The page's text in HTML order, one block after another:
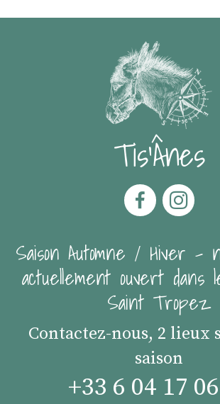
Tis'Ânes
Saison Automne / Hiver -
actuellement ouvert dans
Saint Tropez
Contactez-nous, 2 lieux
saison
+33 6 04 17